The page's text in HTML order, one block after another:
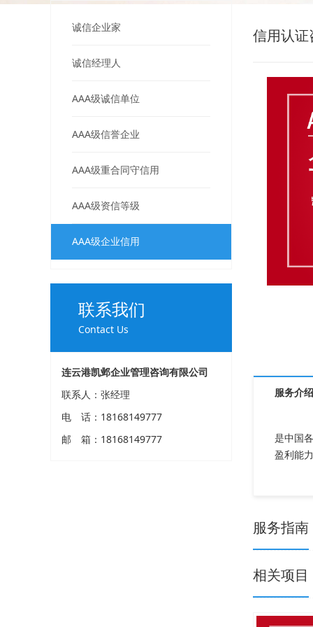
诚信企业家
诚信经理人
AAA级诚信单位
AAA级信誉企业
AAA级重合同守信用
AAA级资信等级
AAA级企业信用
联系我们
Contact Us
连云港凯邺企业管理咨询有限公司
联系人：张经理
电 话：18168149777
邮 箱：18168149777
信用认证
服务介绍
是中国
盈利能
服务指南
相关项目